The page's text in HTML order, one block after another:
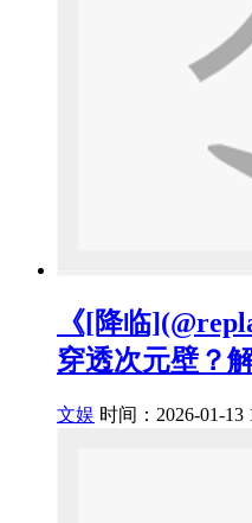
《[降临
穿透次元壁？
文娱 时间：2026-01-13